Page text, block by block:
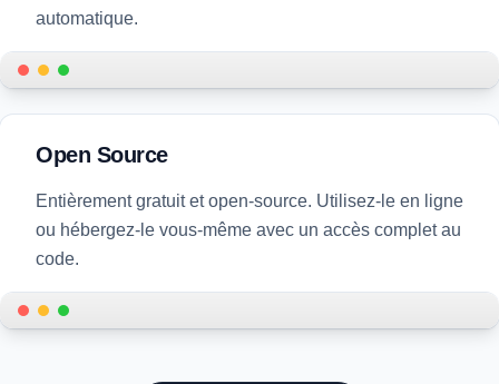
automatique.
Open Source
Entièrement gratuit et open-source. Utilisez-le en ligne
ou hébergez-le vous-même avec un accès complet au
code.